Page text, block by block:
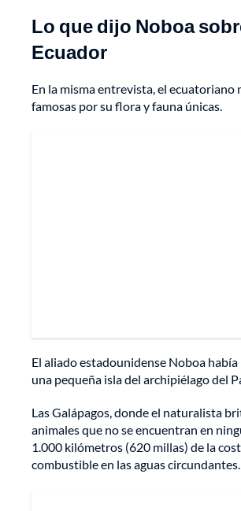
Lo que dijo Noboa
Ecuador
En la misma entrevista, el
famosas por su flora y fauna únicas.
El aliado estadounidense Noboa
una pequeña isla del archipiélago del
Las Galápagos, donde el naturalista
animales que no se encuentran en
1.000 kilómetros (620 millas) de la
combustible en las aguas circundantes.